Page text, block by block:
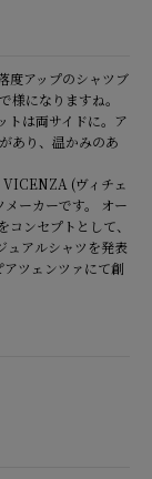
度アップのシャツブ
様になりますね。
トは両サイドに。ア
あり、温かみのあ
(ヴィチェ
ーカーです。 オー
ンセプトとして、
ュアルシャツを発表
ツェンツァにて創